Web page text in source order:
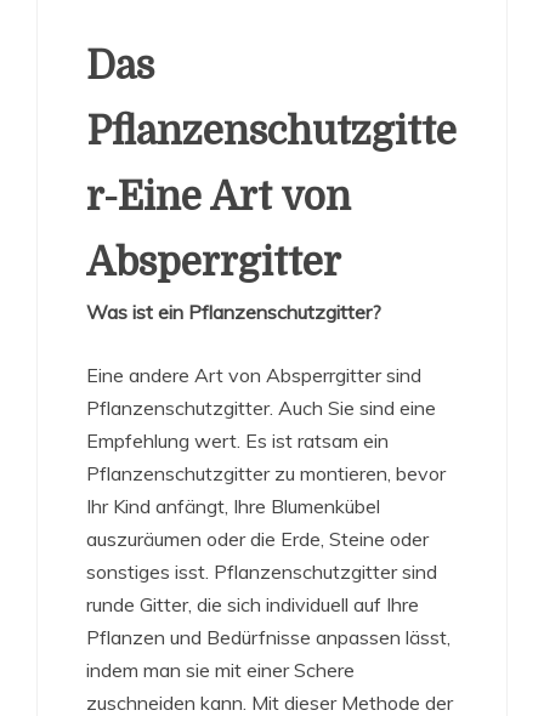
Das
Pflanzenschutzgitte
r-Eine Art von
Absperrgitter
Was ist ein Pflanzenschutzgitter?
Eine andere Art von Absperrgitter sind
Pflanzenschutzgitter. Auch Sie sind eine
Empfehlung wert. Es ist ratsam ein
Pflanzenschutzgitter zu montieren, bevor
Ihr Kind anfängt, Ihre Blumenkübel
auszuräumen oder die Erde, Steine oder
sonstiges isst. Pflanzenschutzgitter sind
runde Gitter, die sich individuell auf Ihre
Pflanzen und Bedürfnisse anpassen lässt,
indem man sie mit einer Schere
zuschneiden kann. Mit dieser Methode der